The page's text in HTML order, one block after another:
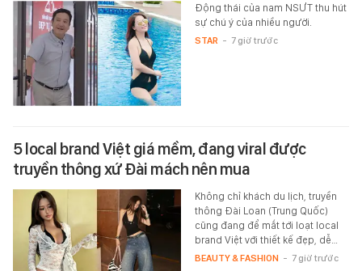
Động thái của nam NSƯT thu hút
sự chú ý của nhiều người.
STAR - 7 giờ trước
5 local brand Việt giá mềm, đang viral được
truyền thông xứ Đài mách nên mua
Không chỉ khách du lịch, truyền
thông Đài Loan (Trung Quốc)
cũng đang để mắt tới loạt local
brand Việt với thiết kế đẹp, dễ…
BEAUTY & FASHION - 7 giờ trước